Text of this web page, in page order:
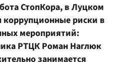
СтопКора, в Луцком
риски в
мероприятий:
РТЦК Роман Наглюк
занимается